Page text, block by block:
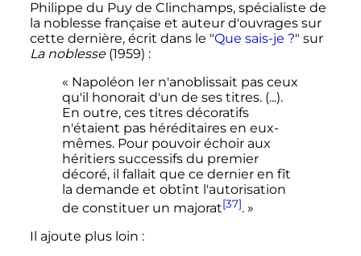
Philippe du Puy de Clinchamps, spécialiste de
la noblesse française et auteur d'ouvrages sur
cette dernière, écrit dans le "Que sais-je ?" sur
La noblesse(1959) :
« Napoléon Ier n'anoblissait pas ceux
qu'il honorait d'un de ses titres. (...).
En outre, ces titres décoratifs
n'étaient pas héréditaires en eux-
mêmes. Pour pouvoir échoir aux
héritiers successifs du premier
décoré, il fallait que ce dernier en fît
la demande et obtînt l'autorisation
de constituer un majorat[37]. »
Il ajoute plus loin :